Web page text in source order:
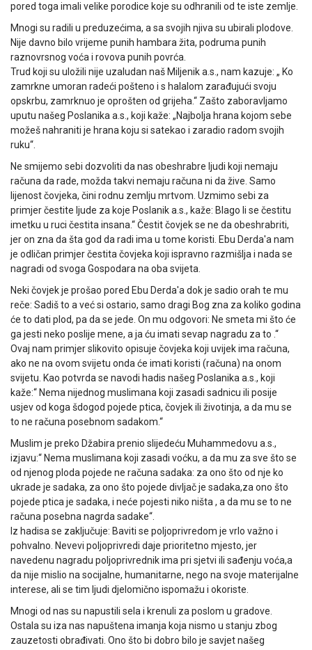
pored toga imali velike porodice koje su odhranili od te iste zemlje.
Mnogi su radili u preduzećima, a sa svojih njiva su ubirali plodove.
Nije davno bilo vrijeme punih hambara žita, podruma punih
raznovrsnog voća i rovova punih povrća.
Trud koji su uložili nije uzaludan naš Miljenik a.s., nam kazuje: „ Ko
zamrkne umoran radeći pošteno i s halalom zarađujući svoju
opskrbu, zamrknuo je oprošten od grijeha.“ Zašto zaboravljamo
uputu našeg Poslanika a.s., koji kaže: „Najbolja hrana kojom sebe
možeš nahraniti je hrana koju si satekao i zaradio radom svojih
ruku“.
Ne smijemo sebi dozvoliti da nas obeshrabre ljudi koji nemaju
računa da rade, možda takvi nemaju računa ni da žive. Samo
lijenost čovjeka, čini rodnu zemlju mrtvom. Uzmimo sebi za
primjer čestite ljude za koje Poslanik a.s., kaže: Blago li se čestitu
imetku u ruci čestita insana.“ Čestit čovjek se ne da obeshrabriti,
jer on zna da šta god da radi ima u tome koristi. Ebu Derda'a nam
je odličan primjer čestita čovjeka koji ispravno razmišlja i nada se
nagradi od svoga Gospodara na oba svijeta.
Neki čovjek je prošao pored Ebu Derda'a dok je sadio orah te mu
reče: Sadiš to a već si ostario, samo dragi Bog zna za koliko godina
će to dati plod, pa da se jede. On mu odgovori: Ne smeta mi što će
ga jesti neko poslije mene, a ja ću imati sevap nagradu za to .“
Ovaj nam primjer slikovito opisuje čovjeka koji uvijek ima računa,
ako ne na ovom svijetu onda će imati koristi (računa) na onom
svijetu. Kao potvrda se navodi hadis našeg Poslanika a.s., koji
kaže:“ Nema nijednog muslimana koji zasadi sadnicu ili posije
usjev od koga šdogod pojede ptica, čovjek ili životinja, a da mu se
to ne računa posebnom sadakom.“
Muslim je preko Džabira prenio slijedeću Muhammedovu a.s.,
izjavu:“ Nema muslimana koji zasadi voćku, a da mu za sve što se
od njenog ploda pojede ne računa sadaka: za ono što od nje ko
ukrade je sadaka, za ono što pojede divljač je sadaka,za ono što
pojede ptica je sadaka, i neće pojesti niko ništa , a da mu se to ne
računa posebna nagrda sadake“.
Iz hadisa se zaključuje: Baviti se poljoprivredom je vrlo važno i
pohvalno. Nevevi poljoprivredi daje prioritetno mjesto, jer
navedenu nagradu poljoprivrednik ima pri sjetvi ili sađenju voća,a
da nije mislio na socijalne, humanitarne, nego na svoje materijalne
interese, ali se tim ljudi djelomično ispomažu i okoriste.
Mnogi od nas su napustili sela i krenuli za poslom u gradove.
Ostala su iza nas napuštena imanja koja nismo u stanju zbog
zauzetosti obrađivati. Ono što bi dobro bilo je savjet našeg